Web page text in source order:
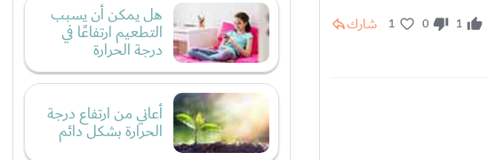
1
0
1 شارك هل يمكن أن يسبب
التطعيم ارتفاعًا في
درجة الحرارة
أعاني من ارتفاع درجة
الحرارة بشكل دائم